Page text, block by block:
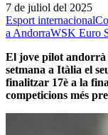
7 de juliol del 2025
Esport internacional
a AndorraWSK Euro
El jove pilot andorrà
setmana a Itàlia el
finalitzar 17è a la
competicions més